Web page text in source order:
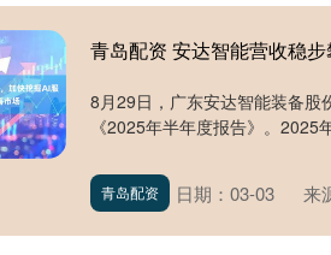
青岛配资 安达智能营收稳
8月29日，广东安达智能装备股
《2025年半年度报告》。
青岛配资 日期：03-03 来